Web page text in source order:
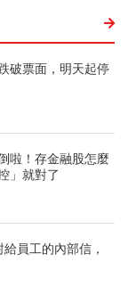
破票面，明天起停
啦！存金融股怎麼
」就對了
員工的內部信，